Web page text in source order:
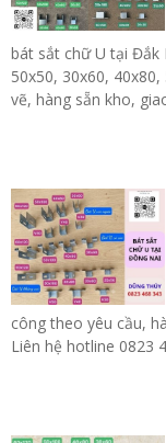
bát sắt chữ U tại Đắk
50x50, 30x60,
vẽ, hàng sẵn kho,
công theo yêu cầu,
Liên hệ hotline 0823